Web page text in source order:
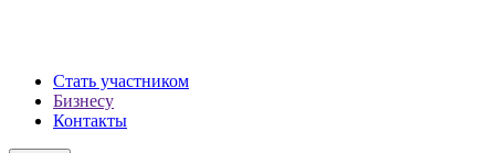
Стать участником
Бизнесу
Контакты